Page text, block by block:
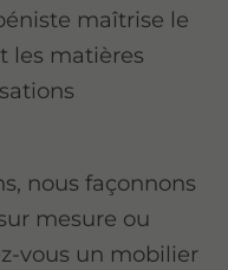
maîtrise le
les matières
nous façonnons
mesure ou
vous un mobilier